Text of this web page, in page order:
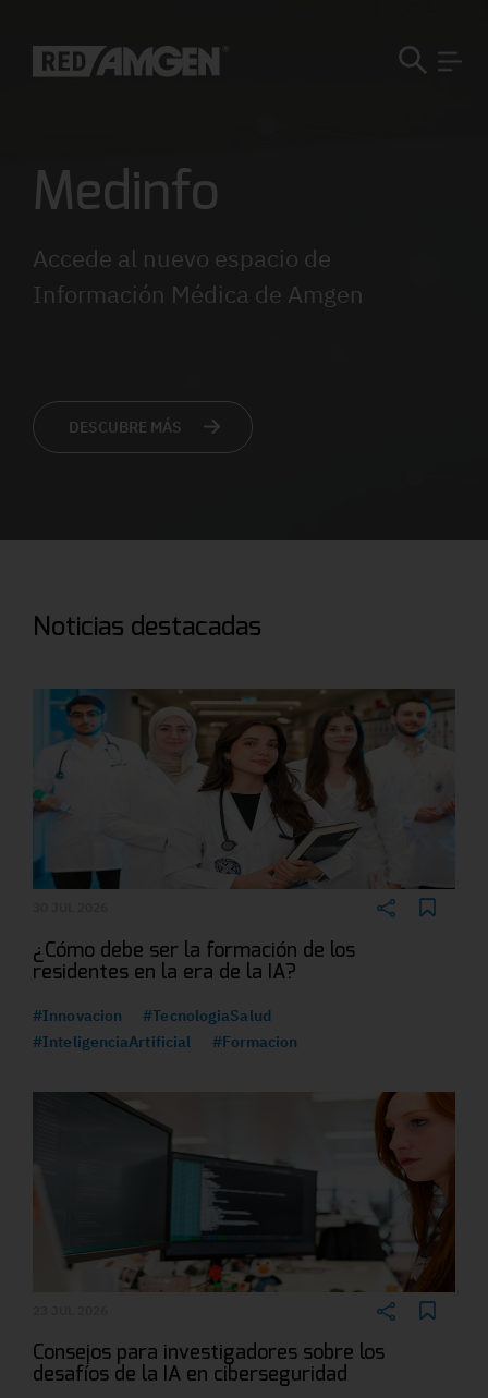
Medinfo
Accede al nuevo espacio de
Información Médica de Amgen
DESCUBRE MÁS
Noticias destacadas
¿Cómo debe ser la formación de los
residentes en la era de la IA?
#Innovacion
#TecnologiaSalud
#InteligenciaArtificial
#Formacion
Consejos para investigadores sobre los
desafíos de la IA en ciberseguridad